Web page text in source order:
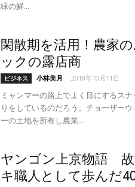
緑の鮮...
閑散期を活用！農家
ックの露店商
ビジネス 小林美月 - 2018年10月11日
ミャンマーの路上でよく目にするス
りをしているのだろう。チョーザー
ーの土地を所有し農業...
ヤンゴン上京物語 故
キ職人として歩んだ